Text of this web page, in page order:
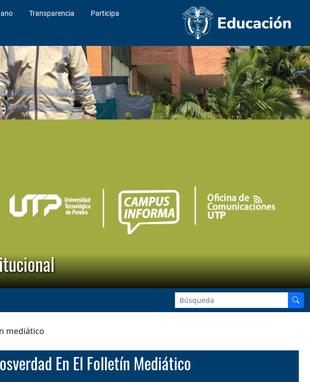
Transparencia Participa
mediático
En El Folletín Mediático